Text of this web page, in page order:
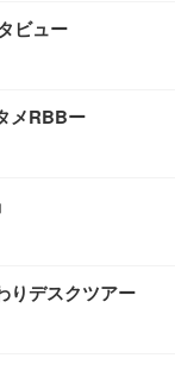
ビュー
メRBBー
りデスクツアー